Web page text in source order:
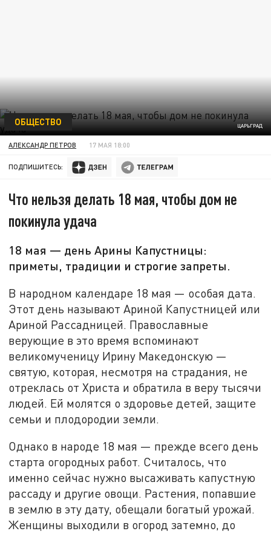
ЦАРЬГРАД
ОБЩЕСТВО
АЛЕКСАНДР ПЕТРОВ 17 МАЯ 18:00
ПОДПИШИТЕСЬ:
Что нельзя делать 18 мая, чтобы дом не
покинула удача
18 мая — день Арины Капустницы:
приметы, традиции и строгие запреты.
В народном календаре 18 мая — особая дата.
Этот день называют Ариной Капустницей или
Ариной Рассадницей. Православные
верующие в это время вспоминают
великомученицу Ирину Македонскую —
святую, которая, несмотря на страдания, не
отреклась от Христа и обратила в веру тысячи
людей. Ей молятся о здоровье детей, защите
семьи и плодородии земли.
Однако в народе 18 мая — прежде всего день
старта огородных работ. Считалось, что
именно сейчас нужно высаживать капустную
рассаду и другие овощи. Растения, попавшие
в землю в эту дату, обещали богатый урожай.
Женщины выходили в огород затемно, до